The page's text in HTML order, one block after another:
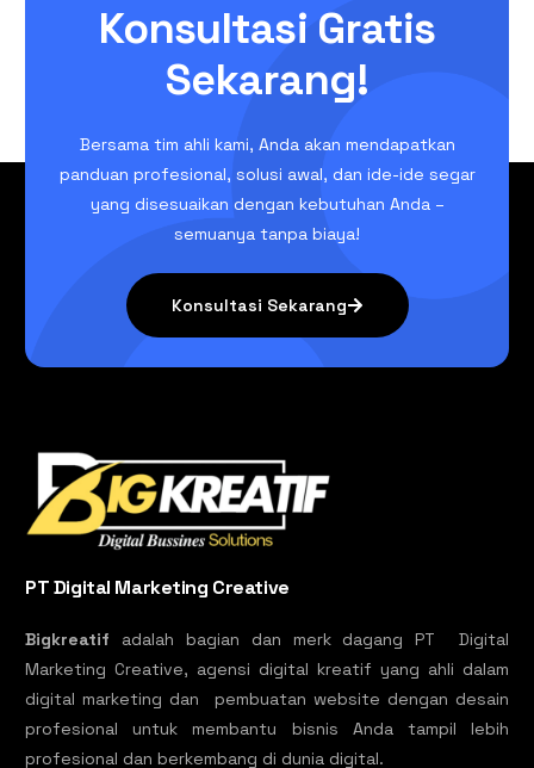
Konsultasi Gratis
Sekarang!
Bersama tim ahli kami, Anda akan mendapatkan
panduan profesional, solusi awal, dan ide-ide segar
yang disesuaikan dengan kebutuhan Anda –
semuanya tanpa biaya!
Konsultasi Sekarang
PT Digital Marketing Creative
Bigkreatif adalah bagian dan merk dagang PT Digital
Marketing Creative, agensi digital kreatif yang ahli dalam
digital marketing dan pembuatan website dengan desain
profesional untuk membantu bisnis Anda tampil lebih
profesional dan berkembang di dunia digital.